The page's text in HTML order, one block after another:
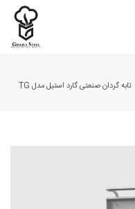
تابه گردان صنعتی گارد استیل مدل TG